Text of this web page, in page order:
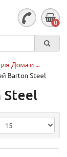
0
Дома и ...
Barton Steel